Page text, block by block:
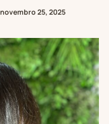
novembro 25, 2025